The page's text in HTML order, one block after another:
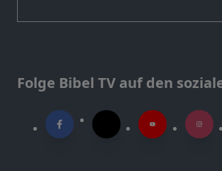
Folge Bibel TV auf den